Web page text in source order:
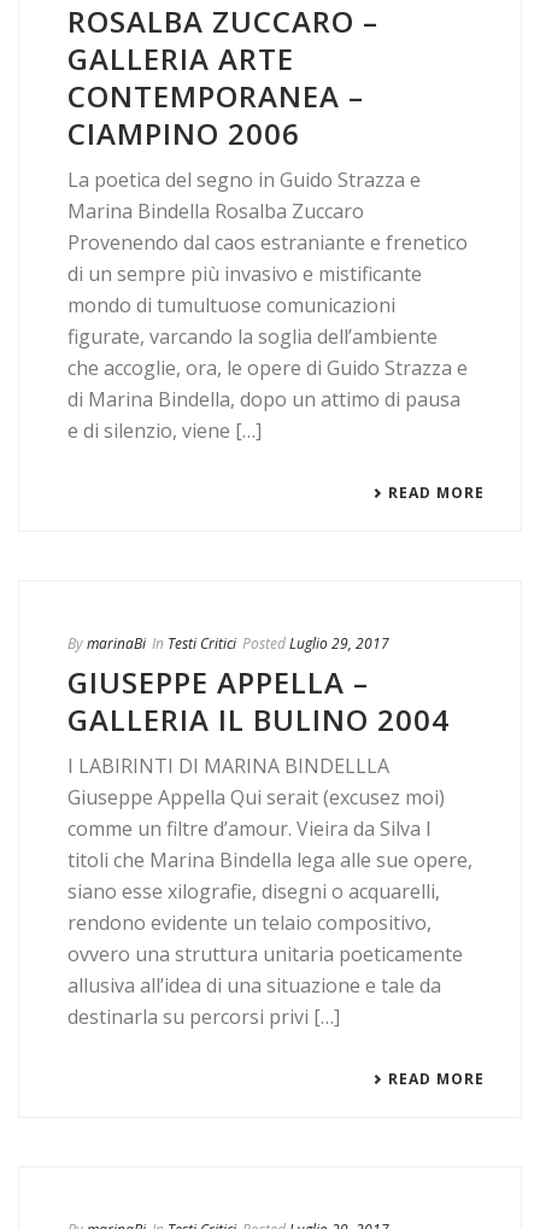
ROSALBA ZUCCARO –
GALLERIA ARTE
CONTEMPORANEA –
CIAMPINO 2006
La poetica del segno in Guido Strazza e
Marina Bindella Rosalba Zuccaro
Provenendo dal caos estraniante e frenetico
di un sempre più invasivo e mistificante
mondo di tumultuose comunicazioni
figurate, varcando la soglia dell’ambiente
che accoglie, ora, le opere di Guido Strazza e
di Marina Bindella, dopo un attimo di pausa
e di silenzio, viene […]
READ MORE
BymarinaBi In Testi Critici PostedLuglio 29, 2017
GIUSEPPE APPELLA –
GALLERIA IL BULINO 2004
I LABIRINTI DI MARINA BINDELLLA
Giuseppe Appella Qui serait (excusez moi)
comme un filtre d’amour. Vieira da Silva I
titoli che Marina Bindella lega alle sue opere,
siano esse xilografie, disegni o acquarelli,
rendono evidente un telaio compositivo,
ovvero una struttura unitaria poeticamente
allusiva all’idea di una situazione e tale da
destinarla su percorsi privi […]
READ MORE